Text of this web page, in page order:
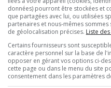
de Radio X -
06-08-2026
données) pourront être stockées et
que partagées avec lui, ou utilisées
partenaires et nous-mêmes
de géolocalisation précises. Liste
Certains fournisseurs sont
caractère personnel sur la base de
opposer en gérant vos options ci-
cette page ou dans le menu du site
consentement dans les paramètres